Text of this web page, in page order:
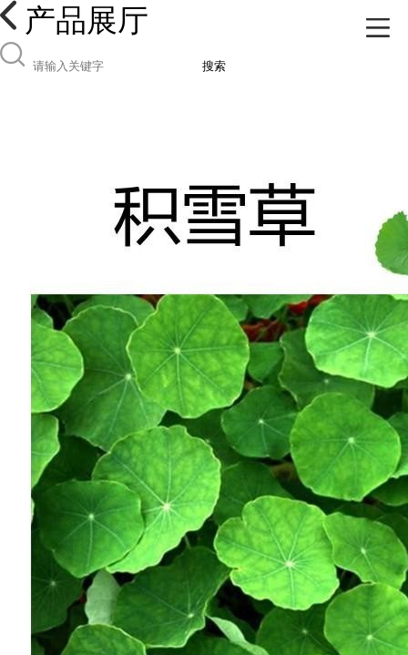
产品展厅
搜索